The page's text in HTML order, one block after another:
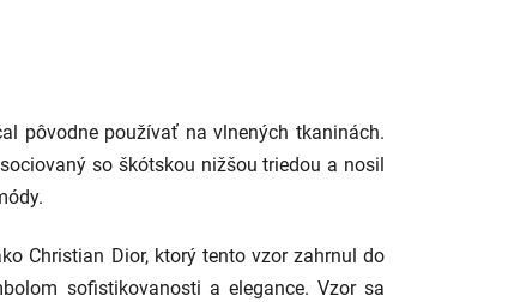
pôvodne používať na vlnených tkaninách.
so škótskou nižšou triedou a nosil
Christian Dior, ktorý tento vzor zahrnul do
sofistikovanosti a elegance. Vzor sa